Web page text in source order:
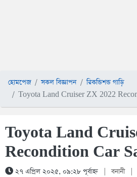
হোমপেজ সকল বিজ্ঞাপন
রিকন্ডিশন্ড গাড়ি
Toyota Land Cruiser ZX 2022
Toyota Land
Recondition Car
২৭ এপ্রিল ২০২৫, ০৯:২৮ পূর্বাহ্ন বনানী